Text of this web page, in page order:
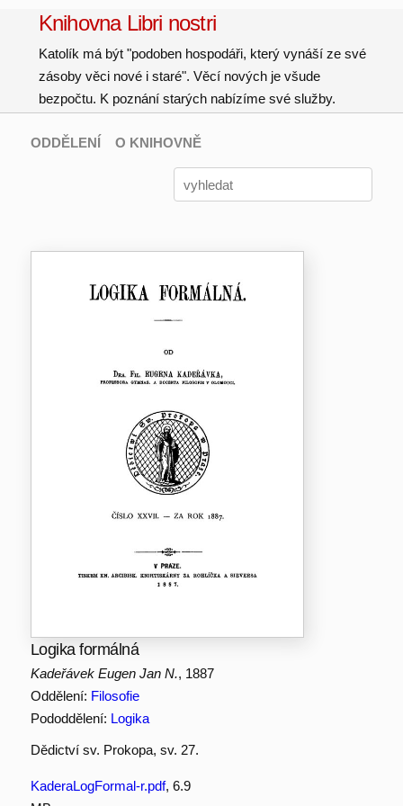
Knihovna Libri nostri
Katolík má být "podoben hospodáři, který vynáší ze své
zásoby věci nové i staré". Věcí nových je všude
bezpočtu. K poznání starých nabízíme své služby.
ODDĚLENÍ O KNIHOVNĚ
Logika formálná
Kadeřávek Eugen Jan N., 1887
Oddělení: Filosofie
Pododdělení: Logika
Dědictví sv. Prokopa, sv. 27.
KaderaLogFormal-r.pdf, 6.9